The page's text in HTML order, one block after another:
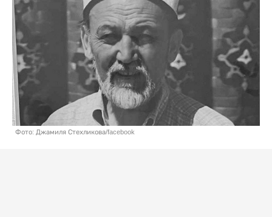
Фото: Джамиля Стехликова/facebook